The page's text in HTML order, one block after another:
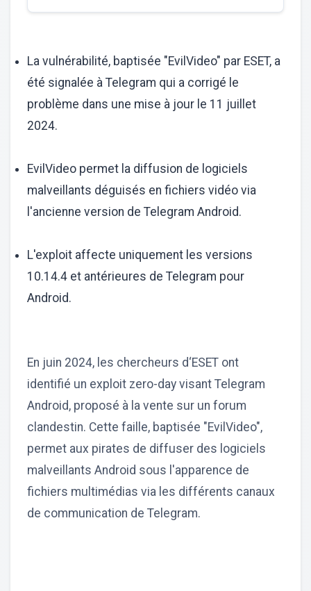
La vulnérabilité, baptisée "EvilVideo" par ESET, a
été signalée à Telegram qui a corrigé le
problème dans une mise à jour le 11 juillet
2024.
EvilVideo permet la diffusion de logiciels
malveillants déguisés en fichiers vidéo via
l'ancienne version de Telegram Android.
L'exploit affecte uniquement les versions
10.14.4 et antérieures de Telegram pour
Android.
En juin 2024, les chercheurs d‘ESET ont
identifié un exploit zero-day visant Telegram
Android, proposé à la vente sur un forum
clandestin. Cette faille, baptisée "EvilVideo",
permet aux pirates de diffuser des logiciels
malveillants Android sous l'apparence de
fichiers multimédias via les différents canaux
de communication de Telegram.